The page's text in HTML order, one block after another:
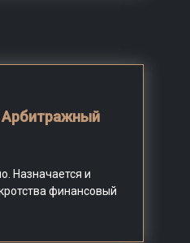
Арбитражный
Назначается и
финансовый